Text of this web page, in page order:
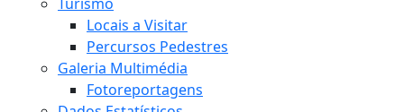
Locais a Visitar
Percursos Pedestres
Galeria Multimédia
Fotoreportagens